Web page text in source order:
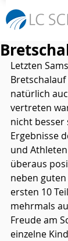
Letzten
natürlich
vertreten
nicht besser
Ergebnisse
und
überaus
neben
ersten 10
mehrmals
Freude am
einzelne